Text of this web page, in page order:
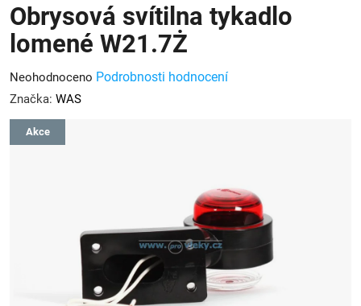
Obrysová svítilna tykadlo
lomené W21.7Ż
Průměrné
hodnocení
produktu
Neohodnoceno Podrobnosti hodnocení
Značka: WAS
Akce